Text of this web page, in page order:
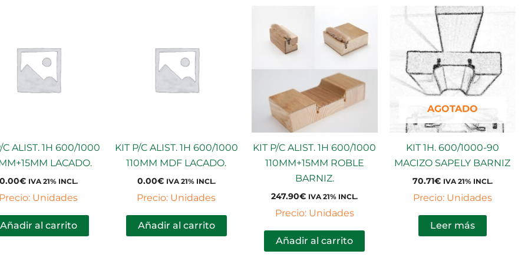
C ALIST. 1H 600/1000
LACADO.
0.00€ IVA 21% INCL.
Precio: Unidades
Añadir al carrito
KIT P/C ALIST. 1H 600/1000
110MM MDF LACADO.
0.00€ IVA 21% INCL.
Precio: Unidades
Añadir al carrito
KIT P/C ALIST. 1H 600/1000
110MM+15MM ROBLE
BARNIZ.
247.90€ IVA 21% INCL.
Precio: Unidades
Añadir al carrito
AGOTADO
KIT 1H. 600/1000-90
MACIZO SAPELY BARNIZ
70.71€ IVA 21% INCL.
Precio: Unidades
Leer más